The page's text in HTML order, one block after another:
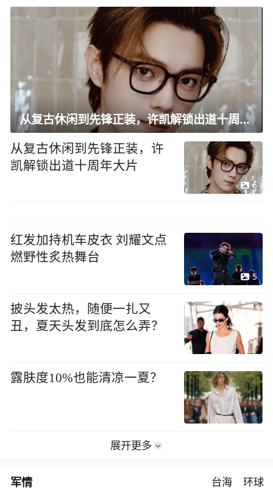
从复古休闲到先锋正装，许凯解锁出道十周年大片
从复古休闲到先锋正装，许
凯解锁出道十周年大片
6
红发加持机车皮衣 刘耀文点
燃野性炙热舞台
5
披头发太热，随便一扎又
丑，夏天头发到底怎么弄？
露肤度10%也能清凉一夏？
展开更多
军情 台海 环球